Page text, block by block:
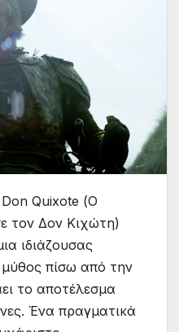
Quixote (Ο
τον Δον Κιχώτη)
ιδιάζουσας
πίσω από την
το αποτέλεσμα
Ένα πραγματικά